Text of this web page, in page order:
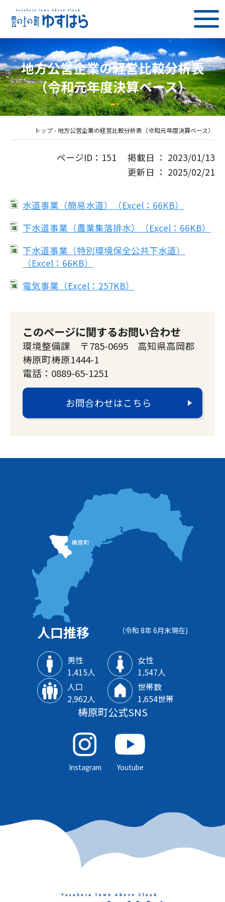
地方公営企業の経営比較分析表
（令和元年度決算ベース）
トップ-地方公営企業の経営比較分析表（令和元年度決算ベース）
ページID：151 掲載日 ： 2023/01/13
更新日 ： 2025/02/21
水道事業（簡易水道）（Excel：66KB）
下水道事業（農業集落排水）（Excel：66KB）
下水道事業（特別環境保全公共下水道）
（Excel：66KB）
電気事業（Excel：257KB）
このページに関するお問い合わせ
環境整備課 〒785-0695 高知県高岡郡
梼原町梼原1444-1
電話：0889-65-1251
お問合わせはこちら
人口推移 （令和 8年 6月末現在)
男性
1‚415人
女性
1‚547人
人口
2‚962人
世帯数
1‚654世帯
梼原町公式SNS
Instagram Youtube